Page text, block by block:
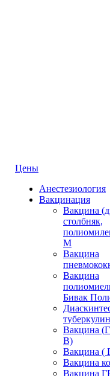
Цены
Анестезиология
Вакцинация
Вакцина
столбняк,
М
Вакцина
Вакцина
Бивак
Вакцина
В)
Вакцина (
Вакцина
Вакцина